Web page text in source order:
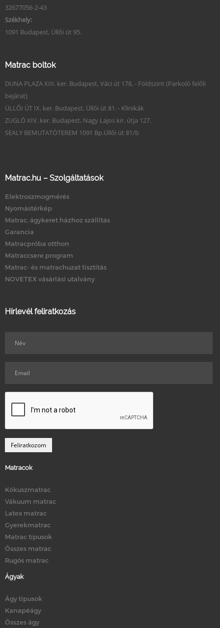
32677056-2-43
Székhely:
1091 Budapest, Üllői út 95.
Matrac boltok
DUNA PLAZA XIII. ker. Budapest, Váci út 178. - Földszint (Parkoló felőli
bejárat)
ÜLLŐI ÚT IX. ker. Budapest, Üllői út 81. - Klinikák
ZUGLÓ XIV. ker. Budapest, Nagy Lajos kir. útja 127.
SEALY BEMUTATÓTEREM 1091 Bp.Üllői út 81/b
Matrac.hu – Szolgáltatások
Elektroszmogmérés
Nyomástérkép
Matrac, ágykeret házhoz szállítás
Garancia
Matracpróba otthon
Matraccsere program
Matrac- és matrachuzat tisztítás
NOVETEX vásárlási utalvány
Hírlevél feliratkozás
Matracok
Kókuszmatrac
Vákuum matrac
Latex matrac
Gyerekmatrac
Matrac típusok
Összes matrac
Rugós matrac
Ágyak
Ágy típusok
Kanapéágy
Összes ágy